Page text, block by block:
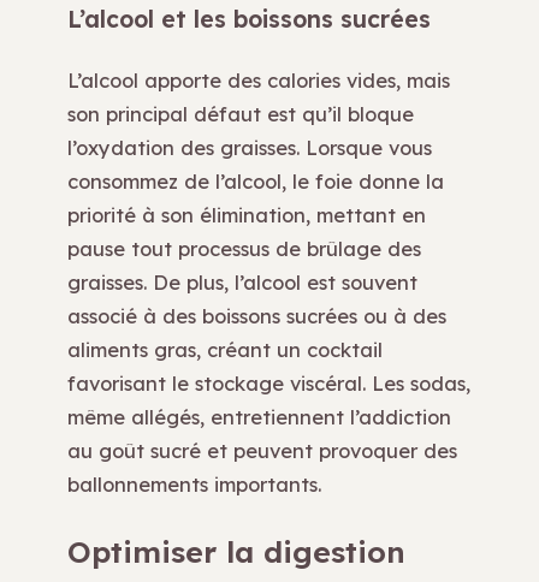
L’alcool et les boissons sucrées
L’alcool apporte des calories vides, mais
son principal défaut est qu’il bloque
l’oxydation des graisses. Lorsque vous
consommez de l’alcool, le foie donne la
priorité à son élimination, mettant en
pause tout processus de brûlage des
graisses. De plus, l’alcool est souvent
associé à des boissons sucrées ou à des
aliments gras, créant un cocktail
favorisant le stockage viscéral. Les sodas,
même allégés, entretiennent l’addiction
au goût sucré et peuvent provoquer des
ballonnements importants.
Optimiser la digestion